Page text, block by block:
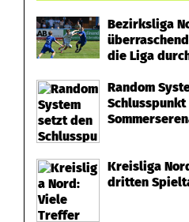
Bezirksliga
die Liga
Random
Kreisliga
dritten